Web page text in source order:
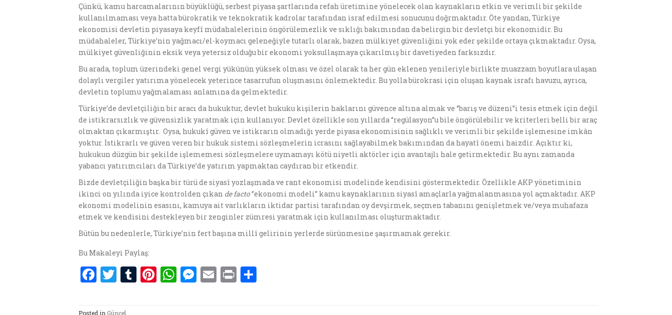
Çünkü, kamu harcamalarının büyüklüğü, serbest piyasa şartlarında refah üretimine yönelecek olan kaynakların etkin ve verimli bir şekilde
kullanılmaması veya hatta bürokratik ve teknokratik kadrolar tarafından israf edilmesi sonucunu doğrmaktadır. Öte yandan, Türkiye
ekonomisi devletin piyasaya keyfî müdahalelerinin öngörülemezlik ve sıklığı bakımından da belirgin bir devletçi bir ekonomidir. Bu
müdahaleler, Türkiye’nin yağmacı/el-koymacı geleneğiyle tutarlı olarak, bazen mülkiyet güvenliğini yok eder şekilde ortaya çıkmaktadır. Oysa,
mülkiyet güvenliğinin eksik veya yetersiz olduğu bir ekonomi yoksullaşmaya çıkarılmış bir davetiyeden farksızdır.
Bu arada, toplum üzerindeki genel vergi yükünün yüksek olması ve özel olarak ta her gün eklenen yenileriyle birlikte muazzam boyutlara ulaşan
dolaylı vergiler yatırıma yönelecek yeterince tasarrufun oluşmasını önlemektedir. Bu yolla bürokrasi için oluşan kaynak israfı havuzu, ayrıca,
devletin toplumu yağmalaması anlamına da gelmektedir.
Türkiye’de devletçiliğin bir aracı da hukuktur, devlet hukuku kişilerin haklarını güvence altına almak ve ‘’barış ve düzeni’’i tesis etmek için değil
de istikrarsızlık ve güvensizlik yaratmak için kullanıyor. Devlet özellikle son yıllarda ‘’regülasyon’’u bile öngörülebilir ve kriterleri belli bir araç
olmaktan çıkarmıştır. Oysa, hukukî güven ve istikrarın olmadığı yerde piyasa ekonomisinin sağlıklı ve verimli bir şekilde işlemesine imkân
yoktur. İstikrarlı ve güven veren bir hukuk sistemi sözleşmelerin icrasını sağlayabilmek bakımından da hayatî önemi haizdir. Açıktır ki,
hukukun düzgün bir şekilde işlememesi sözleşmelere uymamayı kötü niyetli aktörler için avantajlı hale getirmektedir. Bu aynı zamanda
yabancı yatırımcıları da Türkiye’de yatırım yapmaktan caydıran bir etkendir.
Bizde devletçiliğin başka bir türü de siyasî yozlaşmada ve rant ekonomisi modelinde kendisini göstermektedir. Özellikle AKP yönetiminin
ikinci on yılında iyice kontrolden çıkan de facto‘’ekonomi modeli’’ kamu kaynaklarının siyasî amaçlarla yağmalanmasına yol açmaktadır. AKP
ekonomi modelinin esasını, kamuya ait varlıkların iktidar partisi tarafından oy devşirmek, seçmen tabanını genişletmek ve/veya muhafaza
etmek ve kendisini destekleyen bir zenginler zümresi yaratmak için kullanılması oluşturmaktadır.
Bütün bu nedenlerle, Türkiye’nin fert başına millî gelirinin yerlerde sürünmesine şaşırmamak gerekir.
Bu Makaleyi Paylaş:
F
ce
T
it
T Pi W M E P
Posted in Güncel